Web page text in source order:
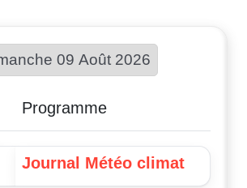
Choisir une date :
Programme
Journal Météo climat